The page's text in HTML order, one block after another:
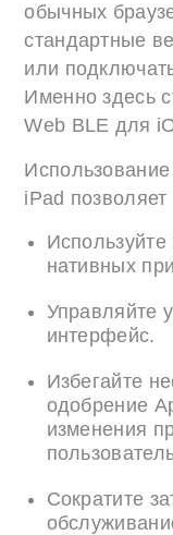
обычных
стандартные
или
Именно здесь
Web BLE для
iPad
нативных
Управляйте
интерфейс.
Избегайте
одобрение
изменения
Сократите